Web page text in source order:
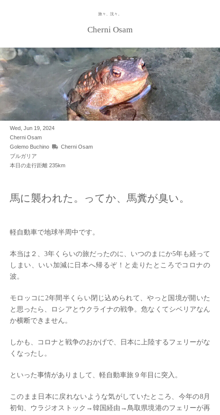
旅々、沈々。
Cherni Osam
Wed, Jun 19, 2024
Cherni Osam
Golemo Buchino
Cherni Osam
ブルガリア
本日の走行距離 235km
馬に襲われた。ってか、馬糞が臭い。
軽自動車で地球半周中です。
本当は２、3年くらいの旅だったのに、いつのまにか5年も経って
しまい、いい加減に日本へ帰るぞ！と走りたところでコロナの
波。
モロッコに2年間半くらい閉じ込められて、やっと国境が開いた
と思ったら、ロシアとウクライナの戦争。危なくてシベリアなん
か横断できません。
しかも、コロナと戦争のおかげで、日本に上陸するフェリーがな
くなったし。
といった事情がありまして、軽自動車旅９年目に突入。
このまま日本に戻れないような気がしていたところ、今年の8月
初旬、ウラジオストック→韓国経由→鳥取県境港のフェリーが再